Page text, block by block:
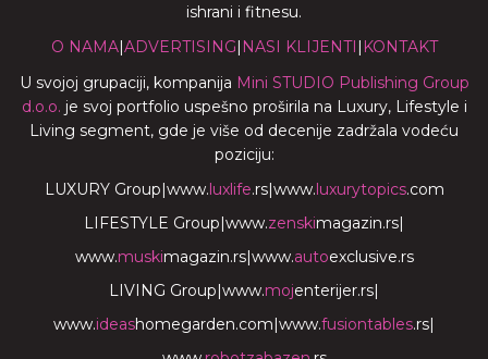
ishrani i fitnesu.
O NAMA|ADVERTISING| NASI KLIJENTI | KONTAKT
U svojoj grupaciji, kompanija Mini STUDIO Publishing Group
d.o.o. je svoj portfolio uspešno proširila na Luxury, Lifestyle i
Living segment, gde je više od decenije zadržala vodeću
poziciju:
LUXURY Group|www.luxlife.rs|www.luxurytopics.com
LIFESTYLE Group|www.zenskimagazin.rs|
www.muskimagazin.rs|www.autoexclusive.rs
LIVING Group|www.mojenterijer.rs|
www.ideashomegarden.com|www.fusiontables.rs|